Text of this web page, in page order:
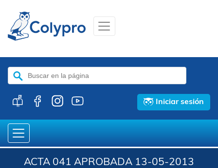
Buscar:
Iniciar sesión
ACTA 041 APROBADA 13-05-2013